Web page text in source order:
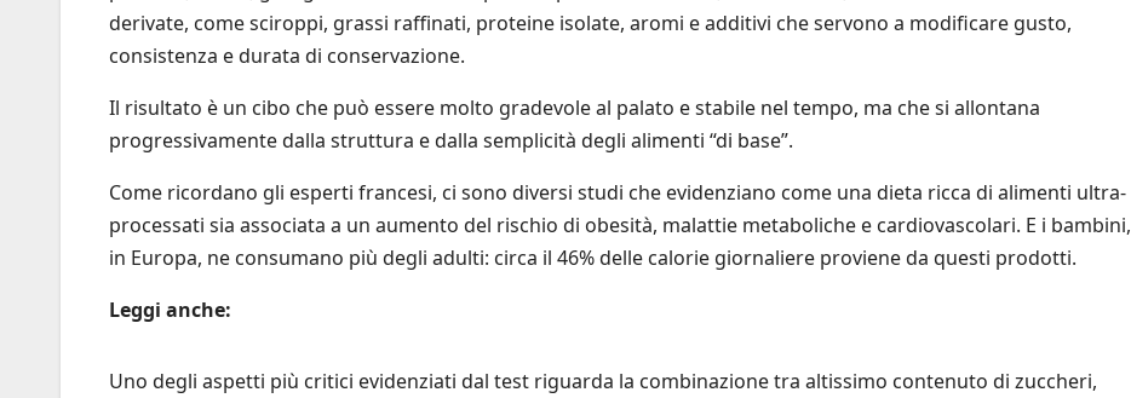
derivate, come sciroppi, grassi raffinati, proteine isolate, aromi e additivi che servono a modificare gusto,
consistenza e durata di conservazione.
Il risultato è un cibo che può essere molto gradevole al palato e stabile nel tempo, ma che si allontana
progressivamente dalla struttura e dalla semplicità degli alimenti “di base”.
Come ricordano gli esperti francesi, ci sono diversi studi che evidenziano come una dieta ricca di alimenti ultra-
processati sia associata a un aumento del rischio di obesità, malattie metaboliche e cardiovascolari. E i bambini,
in Europa, ne consumano più degli adulti: circa il 46% delle calorie giornaliere proviene da questi prodotti.
Leggi anche:
Uno degli aspetti più critici evidenziati dal test riguarda la combinazione tra altissimo contenuto di zuccheri,